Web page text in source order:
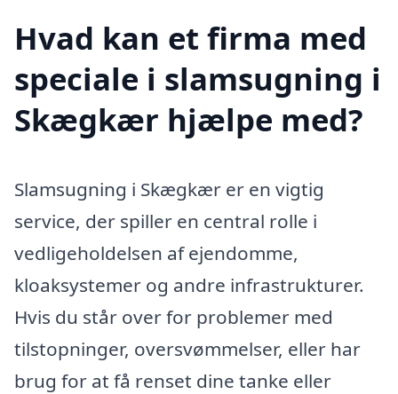
Hvad kan et firma med
speciale i slamsugning i
Skægkær hjælpe med?
Slamsugning i Skægkær er en vigtig
service, der spiller en central rolle i
vedligeholdelsen af ejendomme,
kloaksystemer og andre infrastrukturer.
Hvis du står over for problemer med
tilstopninger, oversvømmelser, eller har
brug for at få renset dine tanke eller